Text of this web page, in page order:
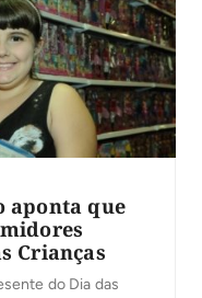
aponta que
Crianças
do Dia das